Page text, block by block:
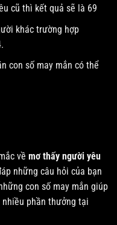
cũ thì kết quả sẽ là 69
khác trường hợp
con số may mắn có thể
về mơ thấy người yêu
những câu hỏi của bạn
con số may mắn giúp
phần thưởng tại